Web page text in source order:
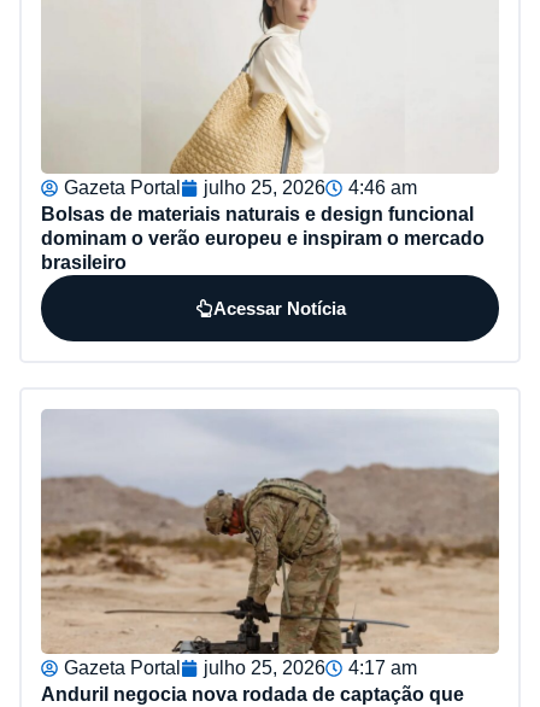
Gazeta Portal julho 25, 2026
4:46 am
Bolsas de materiais naturais e design funcional
dominam o verão europeu e inspiram o mercado
brasileiro
Acessar Notícia
Gazeta Portal julho 25, 2026
4:17 am
Anduril negocia nova rodada de captação que